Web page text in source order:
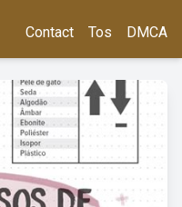
Contact Tos DMCA